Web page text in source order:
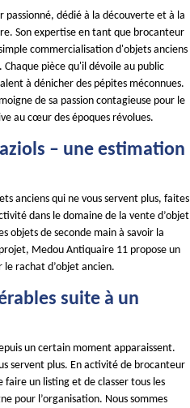
dédié à la découverte et à la
Son expertise en tant que brocanteur
commercialisation d'objets anciens
pièce qu'il dévoile au public
à dénicher des pépites méconnues.
de sa passion contagieuse pour le
au cœur des époques révolues.
– une estimation
anciens qui ne vous servent plus, faites
dans le domaine de la vente d’objet
objets de seconde main à savoir la
Medou Antiquaire 11 propose un
rachat d’objet ancien.
suite à un
un certain moment apparaissent.
servent plus. En activité de brocanteur
faire un listing et de classer tous les
pour l’organisation. Nous sommes